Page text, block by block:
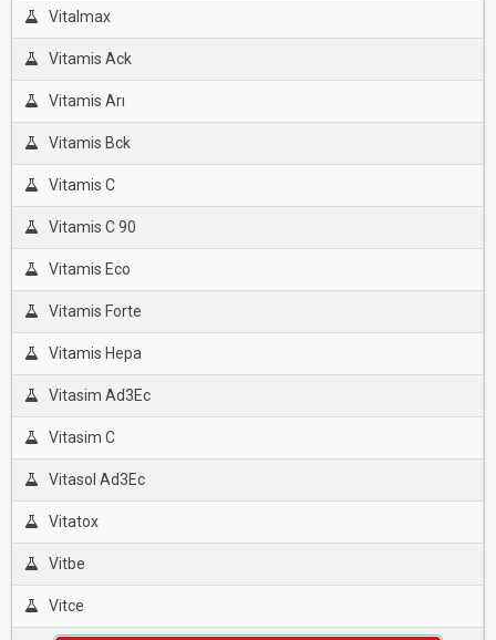
Vitalmax
Vitamis Ack
Vitamis Arı
Vitamis Bck
Vitamis C
Vitamis C 90
Vitamis Eco
Vitamis Forte
Vitamis Hepa
Vitasim Ad3Ec
Vitasim C
Vitasol Ad3Ec
Vitatox
Vitbe
Vitce